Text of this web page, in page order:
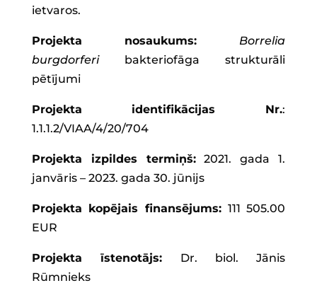
ietvaros.
Projekta nosaukums:
Borrelia
burgdorferi bakteriofāga strukturāli
pētījumi
Projekta identifikācijas Nr.:
1.1.1.2/VIAA/4/20/704
Projekta izpildes termiņš:2021. gada 1.
janvāris – 2023. gada 30. jūnijs
Projekta kopējais finansējums: 111 505.00
EUR
Projekta īstenotājs: Dr. biol. Jānis
Rūmnieks